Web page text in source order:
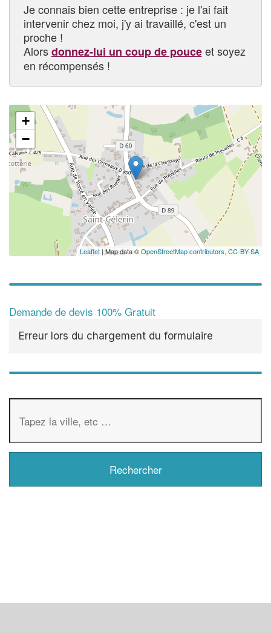
Je connais bien cette entreprise : je l'ai fait
intervenir chez moi, j'y ai travaillé, c'est un
proche !
Alorsdonnez-lui un coup de pouceet soyez
en récompensés !
+
−
Leaflet | Map data ©OpenStreetMap contributors, CC-BY-SA
Demande de devis 100% Gratuit
Erreur lors du chargement du formulaire